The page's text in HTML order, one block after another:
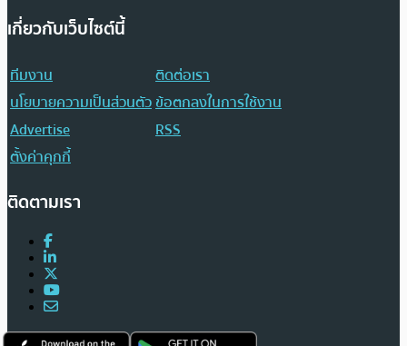
เกี่ยวกับเว็บไซต์นี้
ทีมงาน
ติดต่อเรา
นโยบายความเป็นส่วนตัวข้อตกลงในการใช้งาน
Advertise
RSS
ตั้งค่าคุกกี้
ติดตามเรา